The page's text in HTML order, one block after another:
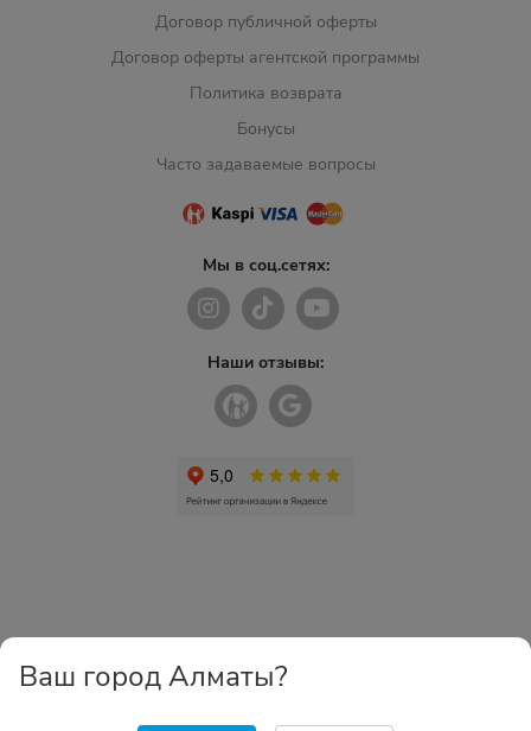
Договор публичной оферты
Договор оферты агентской программы
Политика возврата
Бонусы
Часто задаваемые вопросы
Мы в соц.сетях:
Наши отзывы:
Ваш город Алматы?